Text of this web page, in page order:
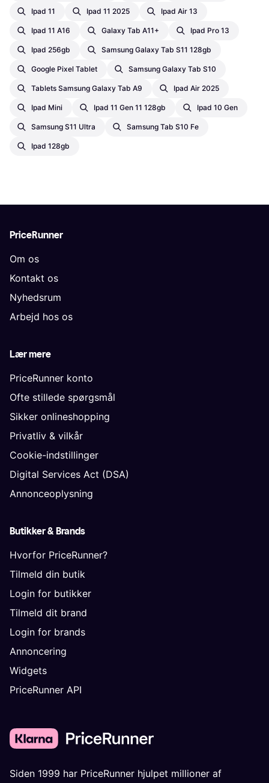
Ipad 11 Ipad 11 2025 Ipad Air 13
Ipad 11 A16 Galaxy Tab A11+ Ipad Pro 13
Ipad 256gb Samsung Galaxy Tab S11 128gb
Google Pixel Tablet Samsung Galaxy Tab S10
Tablets Samsung Galaxy Tab A9 Ipad Air 2025
Ipad Mini Ipad 11 Gen 11 128gb Ipad 10 Gen
Samsung S11 Ultra Samsung Tab S10 Fe
Ipad 128gb
PriceRunner
Om os
Kontakt os
Nyhedsrum
Arbejd hos os
Lær mere
PriceRunner konto
Ofte stillede spørgsmål
Sikker onlineshopping
Privatliv & vilkår
Cookie-indstillinger
Digital Services Act (DSA)
Annonceoplysning
Butikker & Brands
Hvorfor PriceRunner?
Tilmeld din butik
Login for butikker
Tilmeld dit brand
Login for brands
Annoncering
Widgets
PriceRunner API
Siden 1999 har PriceRunner hjulpet millioner af